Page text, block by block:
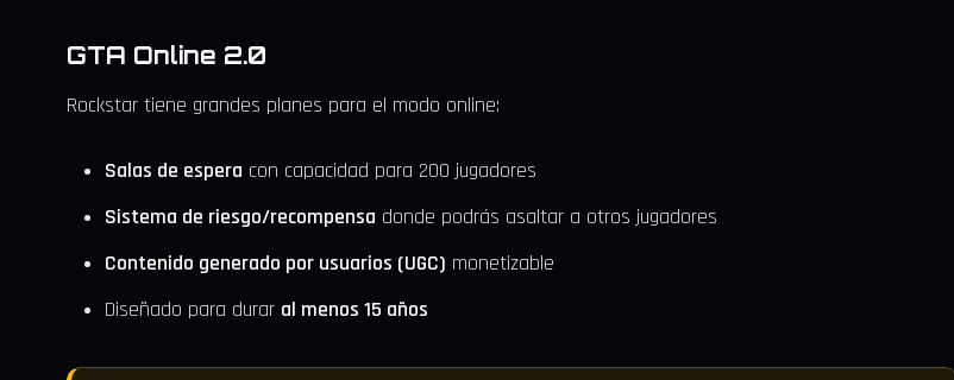
GTA Online 2.0
Rockstar tiene grandes planes para el modo online:
Salas de espera con capacidad para 200 jugadores
Sistema de riesgo/recompensa donde podrás asaltar a otros jugadores
Contenido generado por usuarios (UGC) monetizable
Diseñado para durar al menos 15 años